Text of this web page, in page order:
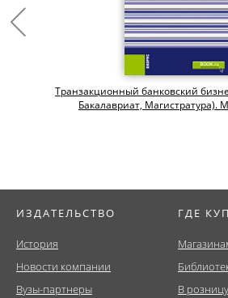
Транзакционный банковский
Бакалавриат, Магистратура).
ИЗДАТЕЛЬСТВО
История
Новости компании
Вузы-партнеры
ГДЕ
В розницу